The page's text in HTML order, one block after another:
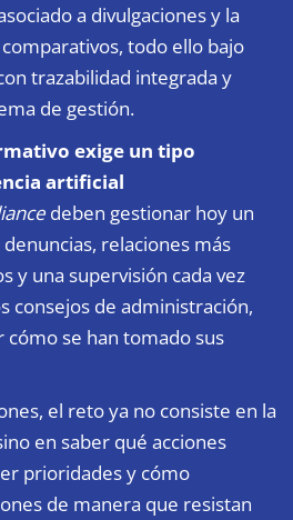
a divulgaciones y la
todo ello bajo
trazabilidad integrada y
de gestión.
exige un tipo
artificial
deben gestionar hoy un
relaciones más
y una supervisión cada vez
consejos de administración,
se han tomado sus
el reto ya no consiste en la
en saber qué acciones
prioridades y cómo
de manera que resistan